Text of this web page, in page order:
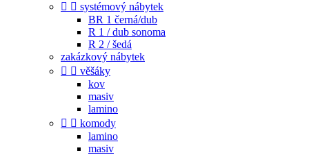
  systémový nábytek
BR 1 černá/dub
R 1 / dub sonoma
R 2 / šedá
zakázkový nábytek
  věšáky
kov
masiv
lamino
  komody
lamino
masiv